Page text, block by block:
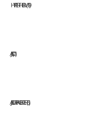
HYPERTHERM19
JASIC11
JAZ SURFACE EXPERTS1